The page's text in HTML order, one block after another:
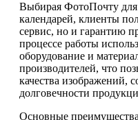
Выбирая ФотоПочту
календарей, клиенты
сервис, но и гарантию
процессе работы
оборудование и
производителей, что
качества изображений,
долговечности
Основные